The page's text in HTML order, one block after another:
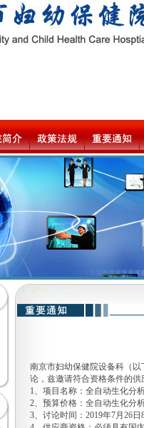
南京市妇幼保健院设备科（
论，兹邀请符合资格条件的
1、项目名称：全自动生化分
2、预算价格：全自动生化
3、讨论时间：2019年7月26